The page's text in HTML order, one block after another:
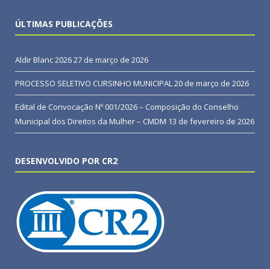
ÚLTIMAS PUBLICAÇÕES
Aldir Blanc 202627 de março de 2026
PROCESSO SELETIVO CURSINHO MUNICIPAL 20 de março de 2026
Edital de Convocação Nº 001/2026 – Composição do Conselho
Municipal dos Direitos da Mulher – CMDM 13 de fevereiro de 2026
DESENVOLVIDO POR CR2